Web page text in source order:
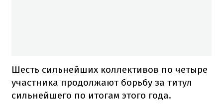
Шесть сильнейших коллективов по четыре
участника продолжают борьбу за титул
сильнейшего по итогам этого года.